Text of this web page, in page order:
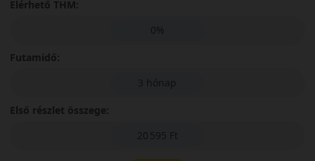
Elérhető THM:
0%
Futamidő:
3 hónap
Első részlet összege:
20 595 Ft